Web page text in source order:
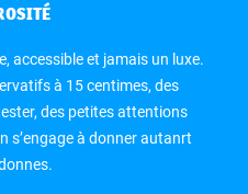
accessible et jamais un luxe.
à 15 centimes, des
des petites attentions
s’engage à donner autanrt